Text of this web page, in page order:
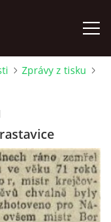
Zprávy z tisku